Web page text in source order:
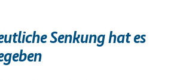
Senkung hat es